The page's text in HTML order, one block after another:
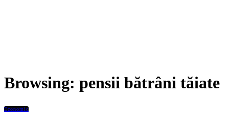
Browsing: pensii bătrâni tăiate
Economic